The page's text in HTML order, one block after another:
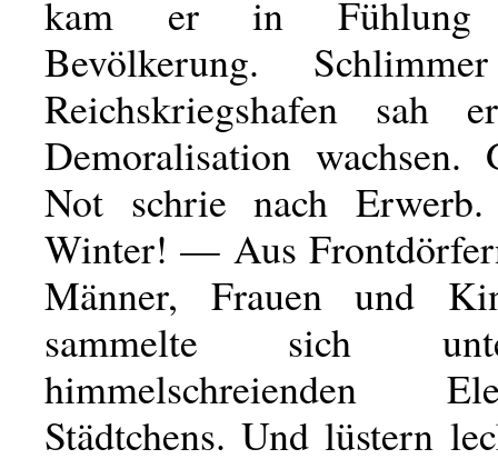
kam er in
Bevölkerung.
Reichskriegshafen sah
Demoralisation wachsen.
Not schrie nach
Winter! — Aus
Männer, Frauen und
sammelte sich
himmelschreienden
Städtchens. Und lüstern